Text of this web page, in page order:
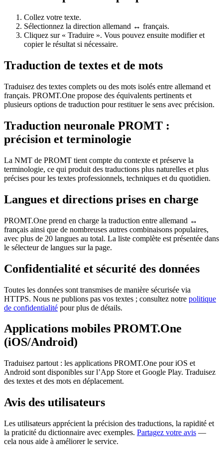
Collez votre texte.
Sélectionnez la direction allemand ↔ français.
Cliquez sur « Traduire ». Vous pouvez ensuite modifier et
copier le résultat si nécessaire.
Traduction de textes et de mots
Traduisez des textes complets ou des mots isolés entre allemand et
français. PROMT.One propose des équivalents pertinents et
plusieurs options de traduction pour restituer le sens avec précision.
Traduction neuronale PROMT :
précision et terminologie
La NMT de PROMT tient compte du contexte et préserve la
terminologie, ce qui produit des traductions plus naturelles et plus
précises pour les textes professionnels, techniques et du quotidien.
Langues et directions prises en charge
PROMT.One prend en charge la traduction entre allemand ↔
français ainsi que de nombreuses autres combinaisons populaires,
avec plus de 20 langues au total. La liste complète est présentée dans
le sélecteur de langues sur la page.
Confidentialité et sécurité des données
Toutes les données sont transmises de manière sécurisée via
HTTPS. Nous ne publions pas vos textes ; consultez notre politique
de confidentialité pour plus de détails.
Applications mobiles PROMT.One
(iOS/Android)
Traduisez partout : les applications PROMT.One pour iOS et
Android sont disponibles sur l’App Store et Google Play. Traduisez
des textes et des mots en déplacement.
Avis des utilisateurs
Les utilisateurs apprécient la précision des traductions, la rapidité et
la praticité du dictionnaire avec exemples. Partagez votre avis —
cela nous aide à améliorer le service.